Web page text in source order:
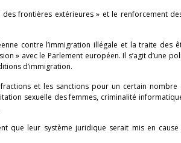
frontières extérieures » et le renforcement
contre l’immigration illégale et la traite des
» avec le Parlement européen. Il s’agit d’une
d’immigration.
et les sanctions pour un certain
sexuelle des femmes, criminalité
que leur système juridique serait mis en